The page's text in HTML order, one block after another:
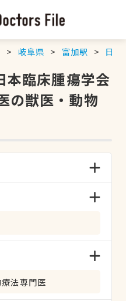
岐阜県 富加駅 日本
本臨床腫瘍学会
の獣医・動物
法専門医